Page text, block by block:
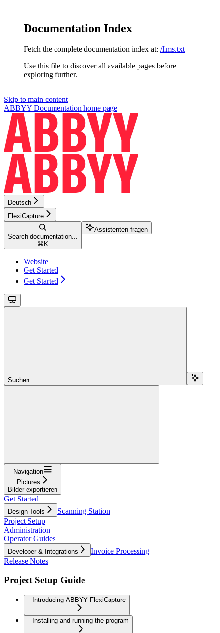
Documentation Index
Fetch the complete documentation index at: /llms.txt
Use this file to discover all available pages before
exploring further.
Skip to main content
ABBYY Documentation home page
Deutsch
FlexiCapture
Search documentation...
⌘ K
Assistenten fragen
Website
Get Started
Get Started
Suchen...
Navigation
Pictures
Bilder exportieren
Get Started
Design Tools
Scanning Station
Project Setup
Administration
Operator Guides
Developer & Integrations
Invoice Processing
Release Notes
Project Setup Guide
Introducing ABBYY FlexiCapture
Installing and running the program